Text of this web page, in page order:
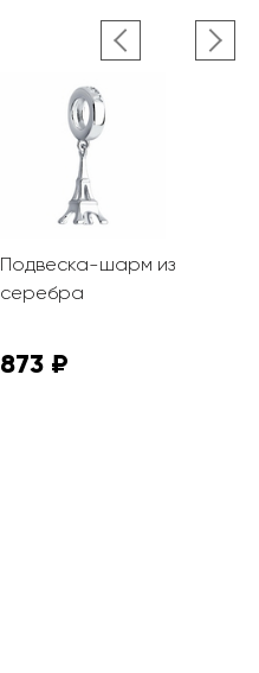
Подвеска-шарм из
серебра
873 ₽